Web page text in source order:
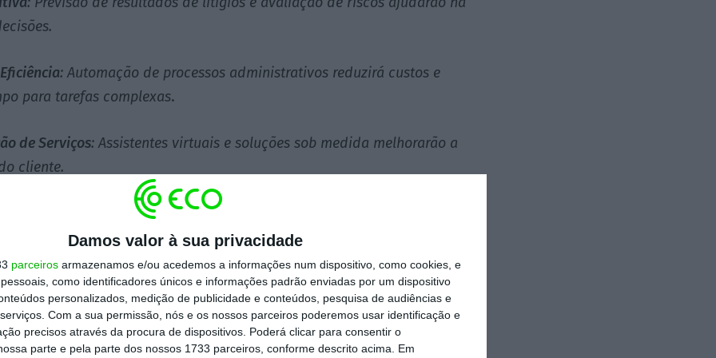
Damos valor à sua privacidade
parceiros armazenamos e/ou acedemos a informações num dispositivo, como cookies, e
como identificadores únicos e informações padrão enviadas por um dispositivo
personalizados, medição de publicidade e conteúdos, pesquisa de audiências e
Com a sua permissão, nós e os nossos parceiros poderemos usar identificação e
precisos através da procura de dispositivos. Poderá clicar para consentir o
parte e pela parte dos nossos 1733 parceiros, conforme descrito acima. Em
: Automação de processos administrativos reduzirá custos e
para tarefas complexas.
de Serviços: Assistentes virtuais e soluções sob medida melhorarão a
cliente.
aumentar a eficiência e a precisão no campo jurídico, mas
éticos e a necessidade de adaptação contínua
usos para a tecnologia actualmente disponível é óbvio o
destes sistemas em várias funções como: